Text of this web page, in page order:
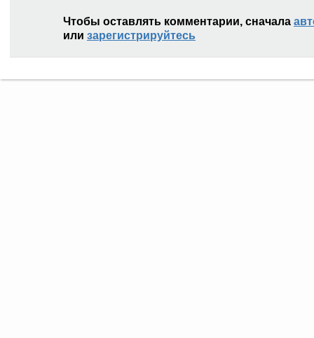
Чтобы оставлять комментарии, сначала
или зарегистрируйтесь